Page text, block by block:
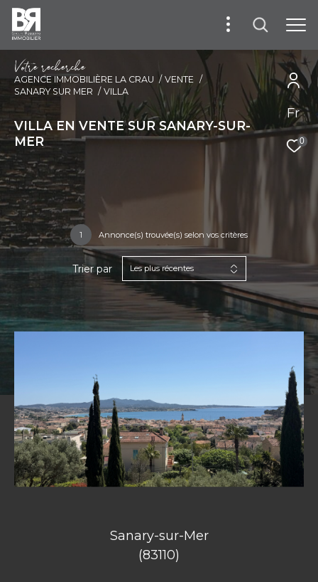
Fr
0
Votre recherche
AGENCE IMMOBILIÈRE LA CRAU
VENTE
SANARY SUR MER
VILLA
VILLA EN VENTE SUR SANARY-SUR-
MER
1 Annonce(s) trouvée(s) selon vos critères
Trier par Les plus récentes
Sanary-sur-Mer
(83110)